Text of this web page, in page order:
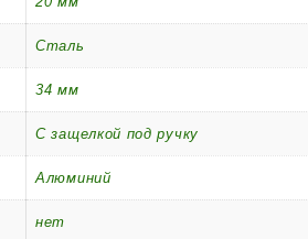
Cталь
34 мм
С защелкой под ручку
Алюминий
нет